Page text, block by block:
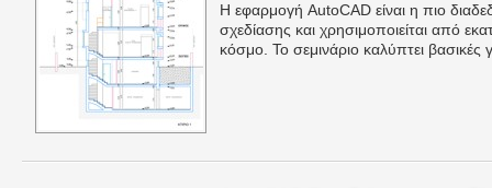
Η εφαρμογή AutoCAD είναι η πιο
σχεδίασης και χρησιμοποιείται από
κόσμο. Το σεμινάριο καλύπτει βασικές